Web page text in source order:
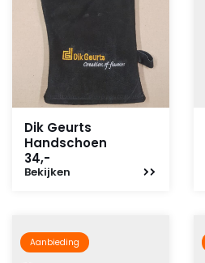
Dik Geurts
Handschoen
34,-
Bekijken
Aanbieding